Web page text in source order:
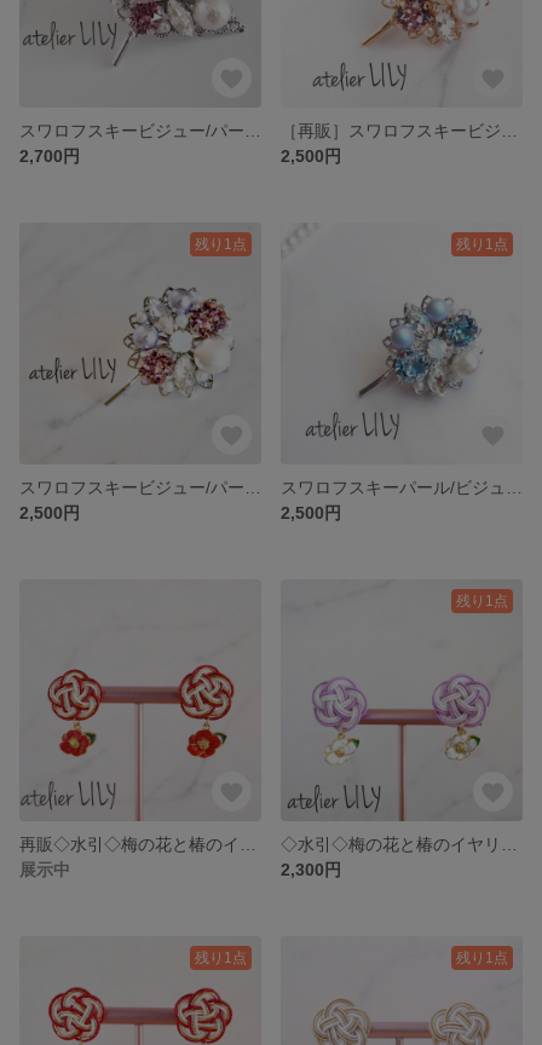
2,700円
2,500円
残り1点
2,500円
残り1点
2,500円
展示中
残り1点
2,300円
残り1点 残り1点